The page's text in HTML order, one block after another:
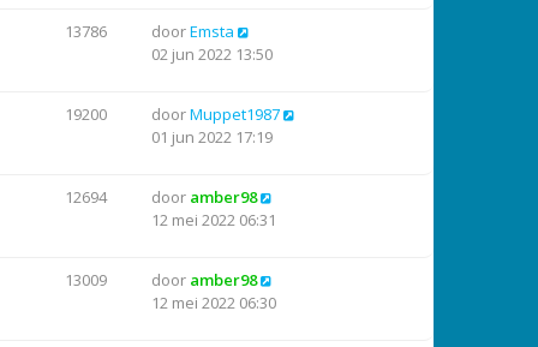
13786 doorEmsta
02 jun 2022 13:50
19200 doorMuppet1987
01 jun 2022 17:19
12694 door amber98
12 mei 2022 06:31
13009 door amber98
12 mei 2022 06:30